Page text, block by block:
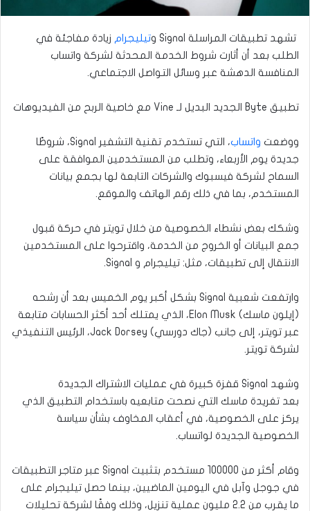
تشهد تطبيقات المراسلة Signal و تيليجرام زيادة مفاجئة في
الطلب بعد أن أثارت شروط الخدمة المحدثة لشركة واتساب
المنافسة الدهشة عبر وسائل التواصل الاجتماعي.
تطبيق Byte الجديد البديل لـ Vine مع خاصية الربح من الفيديوهات
ووضعت واتساب
، التي تستخدم تقنية التشفير Signal، شروطًا
جديدة يوم الأربعاء، وتطلب من المستخدمين الموافقة على
السماح لشركة فيسبوك والشركات التابعة لها بجمع بيانات
المستخدم، بما في ذلك رقم الهاتف والموقع.
وشكك بعض نشطاء الخصوصية من خلال تويتر في حركة قبول
جمع البيانات أو الخروج من الخدمة، واقترحوا على المستخدمين
الانتقال إلى تطبيقات، مثل: تيليجرام و Signal.
وارتفعت شعبية Signal بشكل أكبر يوم الخميس بعد أن رشحه
(إيلون ماسك) Elon Musk، الذي يمتلك أحد أكثر الحسابات متابعة
عبر تويتر، إلى جانب (جاك دورسي) Jack Dorsey، الرئيس التنفيذي
لشركة تويتر.
وشهد Signal قفزة كبيرة في عمليات الاشتراك الجديدة
بعد تغريدة ماسك التي نصحت متابعيه باستخدام التطبيق الذي
يركز على الخصوصية، في أعقاب المخاوف بشأن سياسة
الخصوصية الجديدة لواتساب.
وقام أكثر من 100000 مستخدم بتثبيت Signal عبر متاجر التطبيقات
في جوجل وآبل في اليومين الماضيين، بينما حصل تيليجرام على
ما يقرب من 2.2 مليون عملية تنزيل، وذلك وفقًا لشركة تحليلات